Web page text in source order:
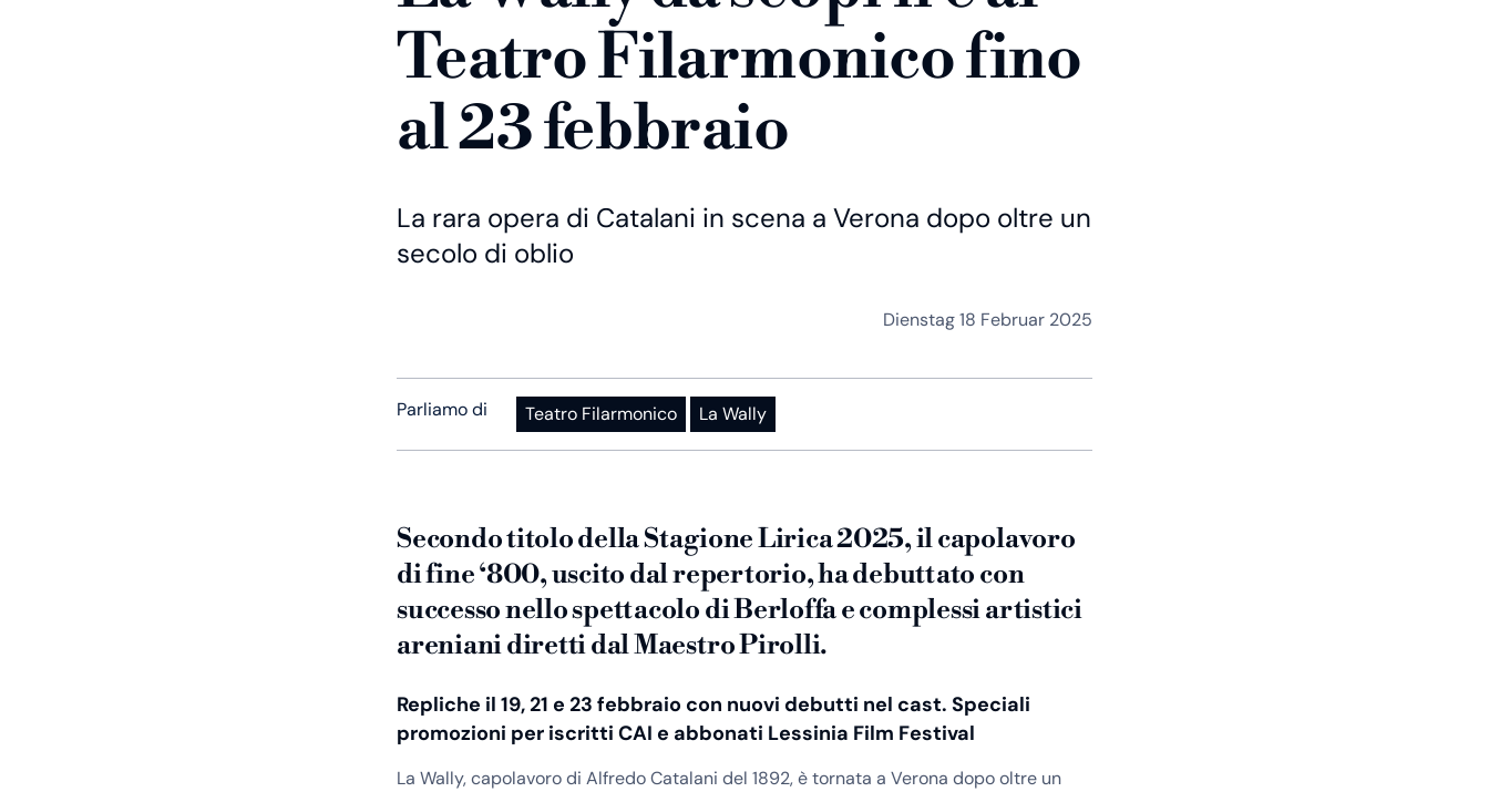
Teatro Filarmonico fino
al 23 febbraio
La rara opera di Catalani in scena a Verona dopo oltre un
secolo di oblio
Dienstag 18 Februar 2025
Parliamo di Teatro Filarmonico La Wally
Secondo titolo della Stagione Lirica 2025, il capolavoro
di fine ‘800, uscito dal repertorio, ha debuttato con
successo nello spettacolo di Berloffa e complessi artistici
areniani diretti dal Maestro Pirolli.
Repliche il 19, 21 e 23 febbraio con nuovi debutti nel cast. Speciali
promozioni per iscritti CAI e abbonati Lessinia Film Festival
La Wally, capolavoro di Alfredo Catalani del 1892, è tornata a Verona dopo oltre un